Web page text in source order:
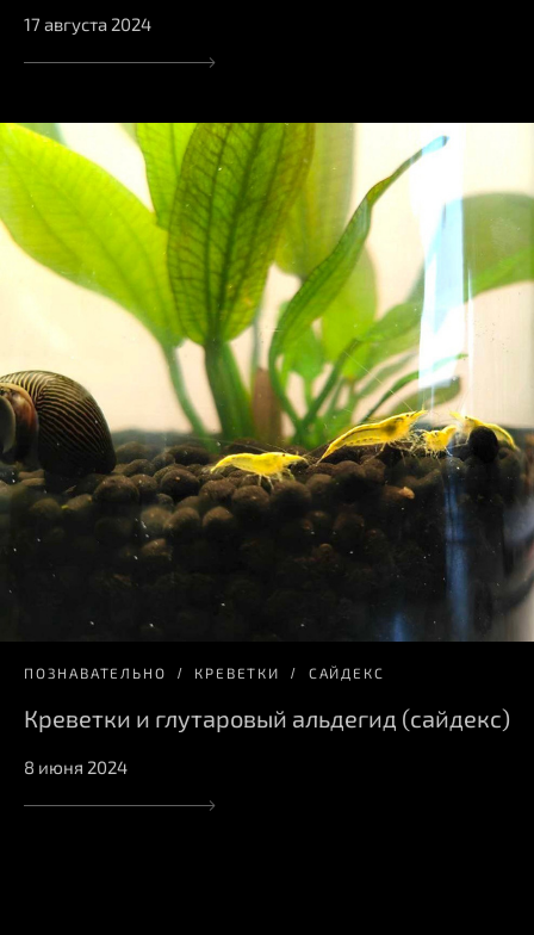
17 августа 2024
ПОЗНАВАТЕЛЬНО КРЕВЕТКИ САЙДЕКС
Креветки и глутаровый альдегид (сайдекс)
8 июня 2024